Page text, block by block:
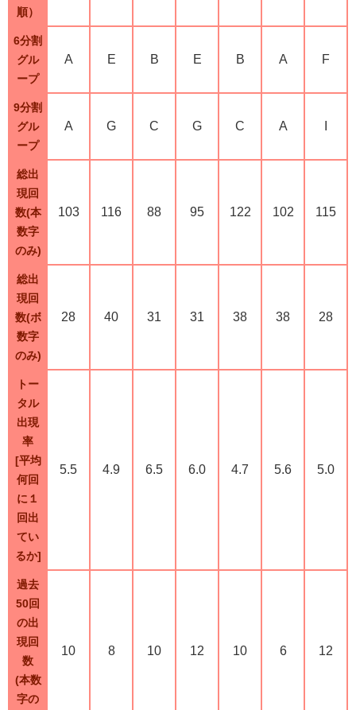
順）
6分割
グル
ープ
A E B E B A F
9分割
グル
ープ
A G C G C A
総出
現回
数(本
数字
のみ)
103 116 88 95 122 102 115
総出
現回
数(ボ
数字
のみ)
28 40 31 31 38 38 28
トー
タル
出現
率
[平均
何回
に１
回出
てい
るか]
5.5 4.9 6.5 6.0 4.7 5.6 5.0
過去
50回
の出
現回
数
(本数
字の
10 8 10 12 10 6 12